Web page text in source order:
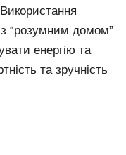
з “розумним домом”
енергію та
та зручність